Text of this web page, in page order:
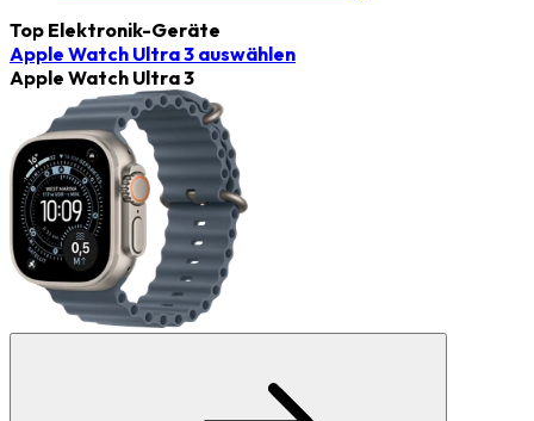
Top Elektronik-Geräte
Apple Watch Ultra 3 auswählen
Apple Watch Ultra 3